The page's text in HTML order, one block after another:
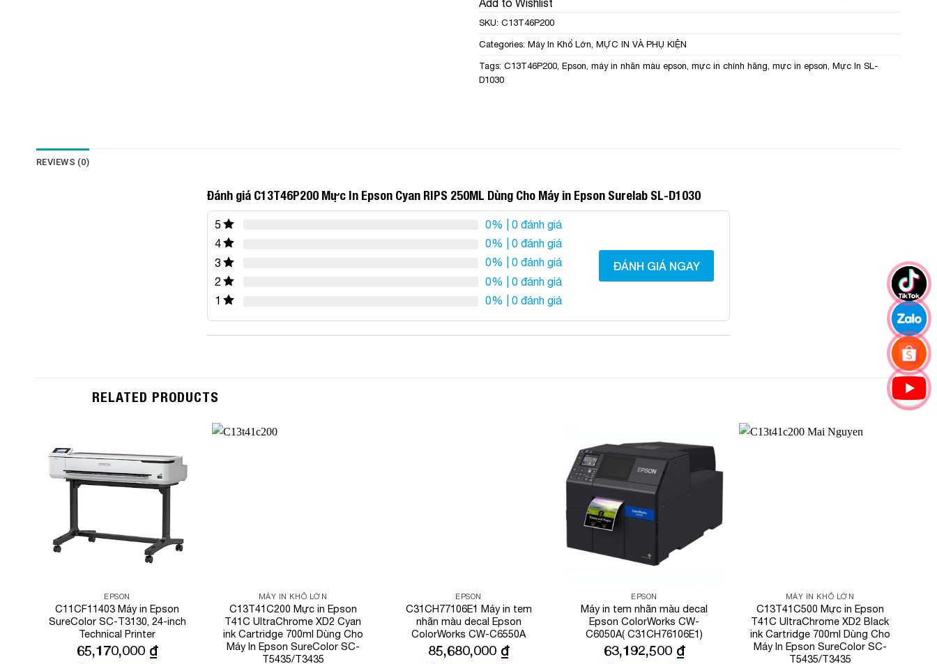
Add to Wishlist
SKU: C13T46P200
Categories: Máy In Khổ Lớn, MỰC IN VÀ PHỤ KIỆN
Tags: C13T46P200, Epson, máy in nhãn màu epson, mực in chính hãng, mực in epson, Mực In SL-
D1030
REVIEWS (0)
Đánh giá C13T46P200 Mực In Epson Cyan RIPS 250ML Dùng Cho Máy in Epson Surelab SL-D1030
5 0% | 0 đánh giá
4
0% | 0 đánh giá
3
0% | 0 đánh giá
2
0% | 0 đánh giá
1
0% | 0 đánh giá
ĐÁNH GIÁ NGAY
RELATED PRODUCTS
Add to
EPSON
C11CF11403 Máy in Epson
SureColor SC-T3130, 24-inch
Technical Printer
65,170,000 ₫
MÁY IN KHỔ LỚN
C13T41C200 Mực in Epson
T41C UltraChrome XD2 Cyan
ink Cartridge 700ml Dùng Cho
Máy In Epson SureColor SC-
T5435/T3435
EPSON
C31CH77106E1 Máy in tem
nhãn màu decal Epson
ColorWorks CW-C6550A
85,680,000 ₫
Wishlist
EPSON
Máy in tem nhãn màu decal
Epson ColorWorks CW-
C6050A( C31CH76106E1)
63,192,500 ₫
MÁY IN KHỔ LỚN
C13T41C500 Mực in Epson
T41C UltraChrome XD2 Black
ink Cartridge 700ml Dùng Cho
Máy In Epson SureColor SC-
T5435/T3435